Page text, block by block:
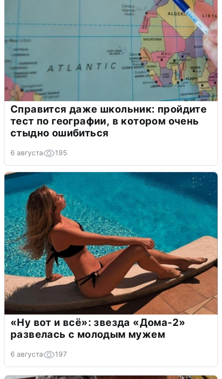
Справится даже школьник: пройдите
тест по географии, в котором очень
стыдно ошибиться
6 августа 195
«Ну вот и всё»: звезда «Дома-2»
развелась с молодым мужем
6 августа 197